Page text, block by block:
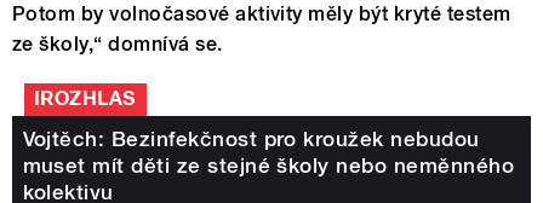
Potom by volnočasové aktivity měly být kryté testem
ze školy,“ domnívá se.
IROZHLAS
Vojtěch: Bezinfekčnost pro kroužek nebudou
muset mít děti ze stejné školy nebo neměnného
kolektivu